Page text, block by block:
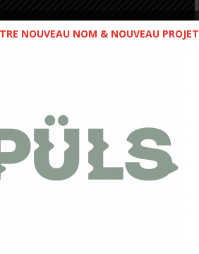
NOUVEAU NOM & NOUVEAU PROJET